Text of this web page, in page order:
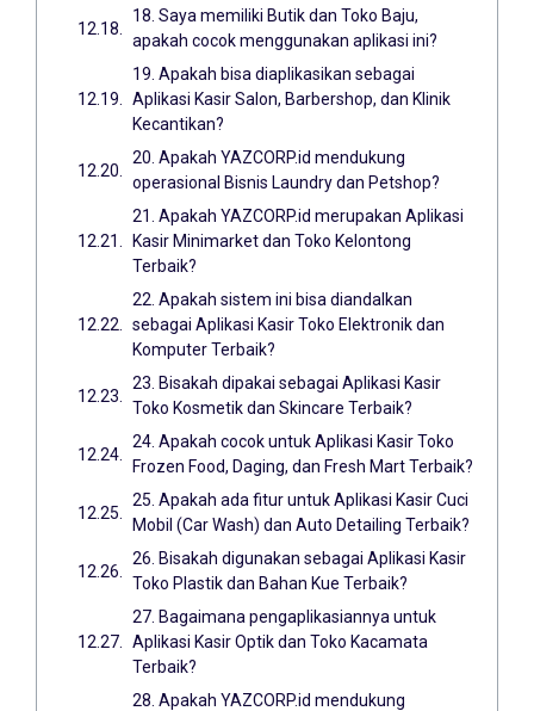
18. Saya memiliki Butik dan Toko Baju,
apakah cocok menggunakan aplikasi ini?
19. Apakah bisa diaplikasikan sebagai
Aplikasi Kasir Salon, Barbershop, dan Klinik
Kecantikan?
20. Apakah YAZCORP.id mendukung
operasional Bisnis Laundry dan Petshop?
21. Apakah YAZCORP.id merupakan Aplikasi
Kasir Minimarket dan Toko Kelontong
Terbaik?
22. Apakah sistem ini bisa diandalkan
sebagai Aplikasi Kasir Toko Elektronik dan
Komputer Terbaik?
23. Bisakah dipakai sebagai Aplikasi Kasir
Toko Kosmetik dan Skincare Terbaik?
24. Apakah cocok untuk Aplikasi Kasir Toko
Frozen Food, Daging, dan Fresh Mart Terbaik?
25. Apakah ada fitur untuk Aplikasi Kasir Cuci
Mobil (Car Wash) dan Auto Detailing Terbaik?
26. Bisakah digunakan sebagai Aplikasi Kasir
Toko Plastik dan Bahan Kue Terbaik?
27. Bagaimana pengaplikasiannya untuk
Aplikasi Kasir Optik dan Toko Kacamata
Terbaik?
28. Apakah YAZCORP.id mendukung